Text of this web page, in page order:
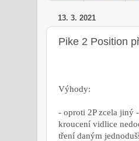
13. 3. 2021
Pike 2 Position
Výhody:
- oproti 2P zcela jiný
kroucení vidlice
tření daným